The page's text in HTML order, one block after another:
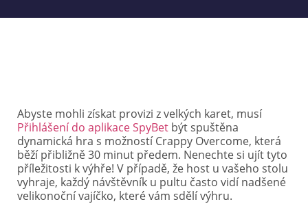
Abyste mohli získat provizi z velkých karet, musí
Přihlášení do aplikace SpyBet být spuštěna
dynamická hra s možností Crappy Overcome, která
běží přibližně 30 minut předem. Nenechte si ujít tyto
příležitosti k výhře! V případě, že host u vašeho stolu
vyhraje, každý návštěvník u pultu často vidí nadšené
velikonoční vajíčko, které vám sdělí výhru.